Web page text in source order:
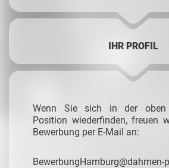
IHR PROFIL
Wenn Sie sich in der oben
Position wiederfinden, freuen
Bewerbung per E-Mail an:
BewerbungHamburg@dahmen-